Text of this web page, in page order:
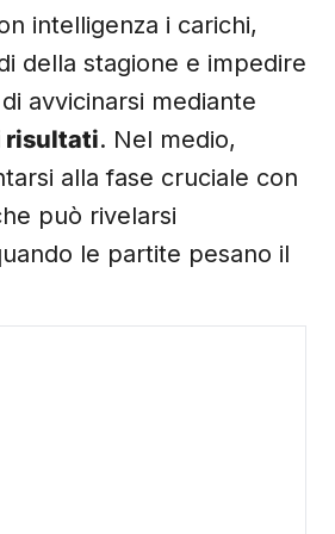
intelligenza i carichi,
della stagione e impedire
avvicinarsi mediante
risultati. Nel medio,
alla fase cruciale con
può rivelarsi
le partite pesano il